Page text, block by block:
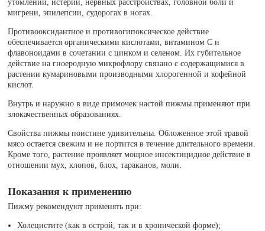
утомлении, истерии, нервных расстройствах, головной боли и
мигрени, эпилепсии, судорогах в ногах.
Противооксидантное и противогипоксическое действие
обеспечивается органическими кислотами, витамином C и
флавоноидами в сочетании с цинком и селеном. Их губительное
действие на гноеродную микрофлору связано с содержащимися в
растении кумариновыми производными хлорогенной и кофейной
кислот.
Внутрь и наружно в виде примочек настой пижмы применяют при
злокачественных образованиях.
Свойства пижмы поистине удивительны. Обложенное этой травой
мясо остается свежим и не портится в течение длительного времени.
Кроме того, растение проявляет мощное инсектицидное действие в
отношении мух, клопов, блох, тараканов, моли.
Показания к применению
Пижму рекомендуют применять при:
Холецистите (как в острой, так и в хронической форме);